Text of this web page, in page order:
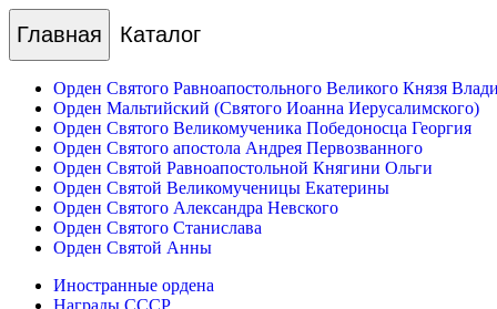
Главная Каталог
Орден Святого Равноапостольного Великого Князя
Орден Мальтийский (Святого Иоанна Иерусалимского)
Орден Святого Великомученика Победоносца Георгия
Орден Святого апостола Андрея Первозванного
Орден Святой Равноапостольной Княгини Ольги
Орден Святой Великомученицы Екатерины
Орден Святого Александра Невского
Орден Святого Станислава
Орден Святой Анны
Иностранные ордена
Награды СССР